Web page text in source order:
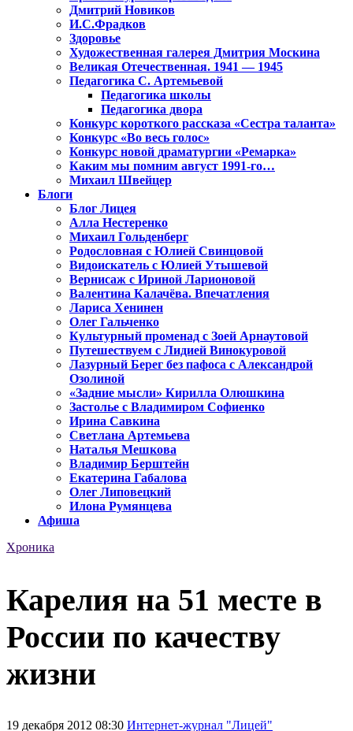
Дмитрий Новиков
И.С.Фрадков
Здоровье
Художественная галерея Дмитрия Москина
Великая Отечественная. 1941 — 1945
Педагогика С. Артемьевой
Педагогика школы
Педагогика двора
Конкурс короткого рассказа «Сестра таланта»
Конкурс «Во весь голос»
Конкурс новой драматургии «Ремарка»
Каким мы помним август 1991-го…
Михаил Швейцер
Блоги
Блог Лицея
Алла Нестеренко
Михаил Гольденберг
Родословная с Юлией Свинцовой
Видоискатель с Юлией Утышевой
Вернисаж с Ириной Ларионовой
Валентина Калачёва. Впечатления
Лариса Хенинен
Олег Гальченко
Культурный променад с Зоей Арнаутовой
Путешествуем с Лидией Винокуровой
Лазурный Берег без пафоса с Александрой
Озолиной
«Задние мысли» Кирилла Олюшкина
Застолье с Владимиром Софиенко
Ирина Савкина
Светлана Артемьева
Наталья Мешкова
Владимир Берштейн
Екатерина Габалова
Олег Липовецкий
Илона Румянцева
Афиша
Хроника
Карелия на 51 месте в
России по качеству
жизни
19 декабря 2012 08:30 Интернет-журнал "Лицей"